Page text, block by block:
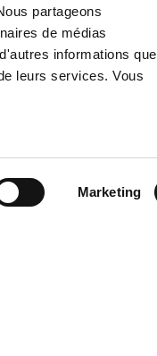
partageons
de médias
informations que
leurs services. Vous
Marketing
from the
of the
Should
issues
4 of
term